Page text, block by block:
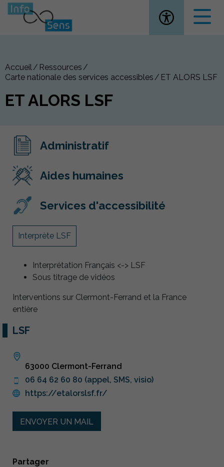
Ouvrir la
Accueil
Ressources
Carte nationale des services accessibles
ET ALORS LSF
ET ALORS LSF
Administratif
Aides humaines
Services d'accessibilité
Interprète LSF
Interprétation Français <-> LSF
Sous titrage de vidéos
Interventions sur Clermont-Ferrand et la France
entière
LSF
63000 Clermont-Ferrand
06 64 62 60 80 (appel, SMS, visio)
https://etalorslsf.fr/
ENVOYER UN MAIL
Partager